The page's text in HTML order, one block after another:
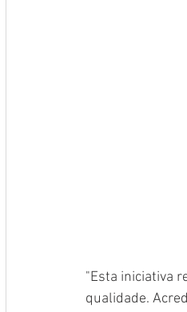
"Esta iniciativa
qualidade.